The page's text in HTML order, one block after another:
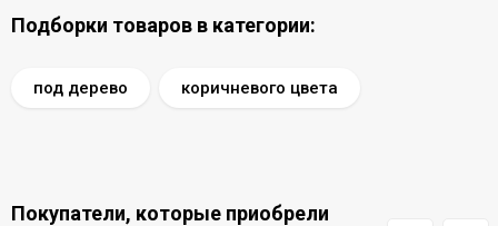
Подборки товаров в категории:
под дерево коричневого цвета
Покупатели, которые приобрели